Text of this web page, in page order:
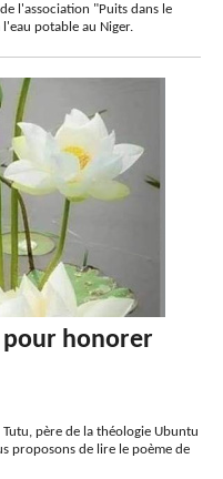
l'association "Puits dans le
potable au Niger.
honorer
père de la théologie Ubuntu
proposons de lire le poème de